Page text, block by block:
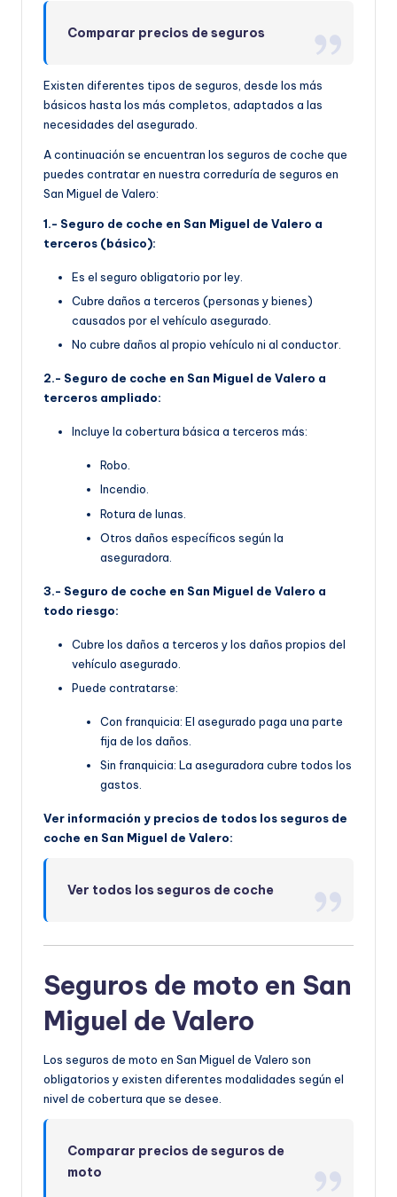
Comparar precios de seguros
Existen diferentes tipos de seguros, desde los más
básicos hasta los más completos, adaptados a las
necesidades del asegurado.
A continuación se encuentran los seguros de coche que
puedes contratar en nuestra correduría de seguros en
San Miguel de Valero:
1.- Seguro de coche en San Miguel de Valero a
terceros (básico):
Es el seguro obligatorio por ley.
Cubre daños a terceros (personas y bienes)
causados por el vehículo asegurado.
No cubre daños al propio vehículo ni al conductor.
2.- Seguro de coche en San Miguel de Valero a
terceros ampliado:
Incluye la cobertura básica a terceros más:
Robo.
Incendio.
Rotura de lunas.
Otros daños específicos según la
aseguradora.
3.- Seguro de coche en San Miguel de Valero a
todo riesgo:
Cubre los daños a terceros y los daños propios del
vehículo asegurado.
Puede contratarse:
Con franquicia: El asegurado paga una parte
fija de los daños.
Sin franquicia: La aseguradora cubre todos los
gastos.
Ver información y precios de todos los seguros de
coche en San Miguel de Valero:
Ver todos los seguros de coche
Seguros de moto en San
Miguel de Valero
Los seguros de moto en San Miguel de Valero son
obligatorios y existen diferentes modalidades según el
nivel de cobertura que se desee.
Comparar precios de seguros de
moto